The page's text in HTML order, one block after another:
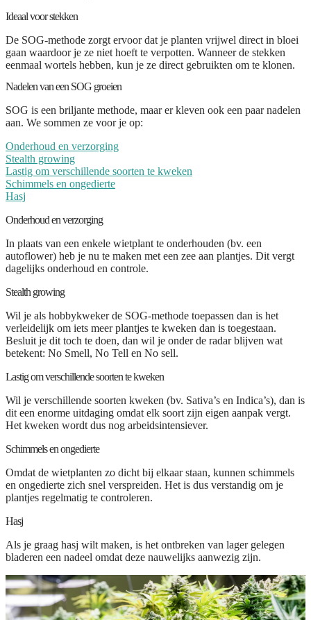
Ideaal voor stekken
De SOG-methode zorgt ervoor dat je planten vrijwel direct in bloei
gaan waardoor je ze niet hoeft te verpotten. Wanneer de stekken
eenmaal wortels hebben, kun je ze direct gebruikten om te klonen.
Nadelen van een SOG groeien
SOG is een briljante methode, maar er kleven ook een paar nadelen
aan. We sommen ze voor je op:
Onderhoud en verzorging
Stealth growing
Lastig om verschillende soorten te kweken
Schimmels en ongedierte
Hasj
Onderhoud en verzorging
In plaats van een enkele wietplant te onderhouden (bv. een
autoflower) heb je nu te maken met een zee aan plantjes. Dit vergt
dagelijks onderhoud en controle.
Stealth growing
Wil je als hobbykweker de SOG-methode toepassen dan is het
verleidelijk om iets meer plantjes te kweken dan is toegestaan.
Besluit je dit toch te doen, dan wil je onder de radar blijven wat
betekent: No Smell, No Tell en No sell.
Lastig om verschillende soorten te kweken
Wil je verschillende soorten kweken (bv. Sativa’s en Indica’s), dan is
dit een enorme uitdaging omdat elk soort zijn eigen aanpak vergt.
Het kweken wordt dus nog arbeidsintensiever.
Schimmels en ongedierte
Omdat de wietplanten zo dicht bij elkaar staan, kunnen schimmels
en ongedierte zich snel verspreiden. Het is dus verstandig om je
plantjes regelmatig te controleren.
Hasj
Als je graag hasj wilt maken, is het ontbreken van lager gelegen
bladeren een nadeel omdat deze nauwelijks aanwezig zijn.